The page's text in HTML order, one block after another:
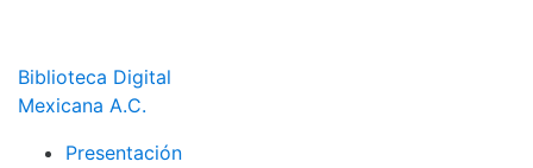
Biblioteca Digital
Mexicana A.C.
Presentación